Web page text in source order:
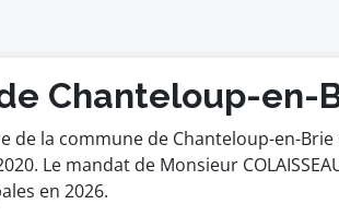
Chanteloup-en-
de la commune de Chanteloup-en-Brie
Le mandat de Monsieur
en 2026.